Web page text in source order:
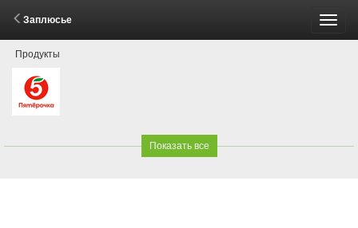
Заплюсье
Продукты
Показать все